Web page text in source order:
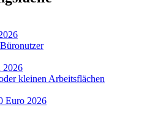
2026
kleinen Arbeitsflächen
Euro 2026